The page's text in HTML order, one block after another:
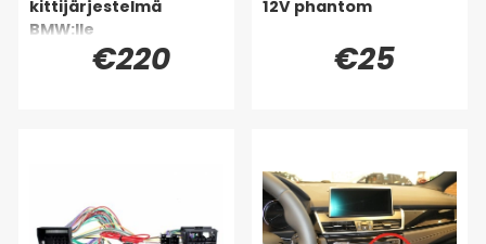
kittijärjestelmä
BMW:lle
€220
12V phantom
€25